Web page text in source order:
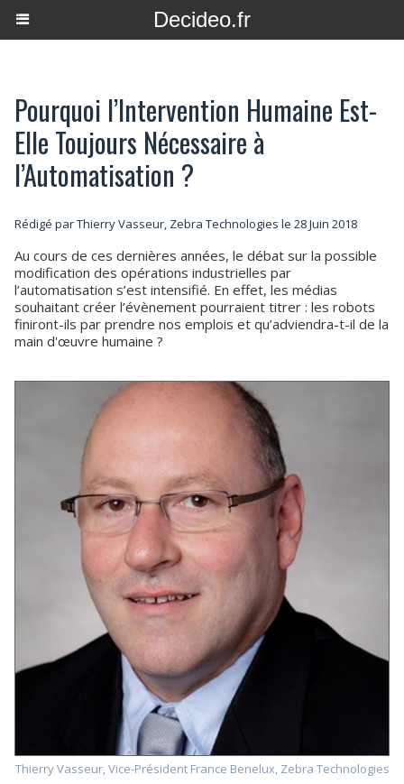
Decideo.fr
Pourquoi l’Intervention Humaine Est-
Elle Toujours Nécessaire à
l’Automatisation ?
Rédigé par Thierry Vasseur, Zebra Technologies le 28 Juin 2018
Au cours de ces dernières années, le débat sur la possible
modification des opérations industrielles par
l’automatisation s’est intensifié. En effet, les médias
souhaitant créer l’évènement pourraient titrer : les robots
finiront-ils par prendre nos emplois et qu’adviendra-t-il de la
main d'œuvre humaine ?
Thierry Vasseur, Vice-Président France Benelux, Zebra Technologies